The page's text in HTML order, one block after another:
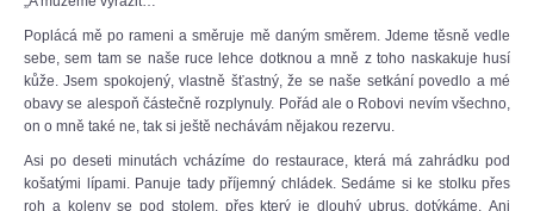
Poplácá mě po rameni a směruje mě daným směrem. Jdeme těsně vedle
sebe, sem tam se naše ruce lehce dotknou a mně z toho naskakuje husí
kůže. Jsem spokojený, vlastně šťastný, že se naše setkání povedlo a mé
obavy se alespoň částečně rozplynuly. Pořád ale o Robovi nevím všechno,
on o mně také ne, tak si ještě nechávám nějakou rezervu.
Asi po deseti minutách vcházíme do restaurace, která má zahrádku pod
košatými lípami. Panuje tady příjemný chládek. Sedáme si ke stolku přes
roh a koleny se pod stolem, přes který je dlouhý ubrus, dotýkáme. Ani